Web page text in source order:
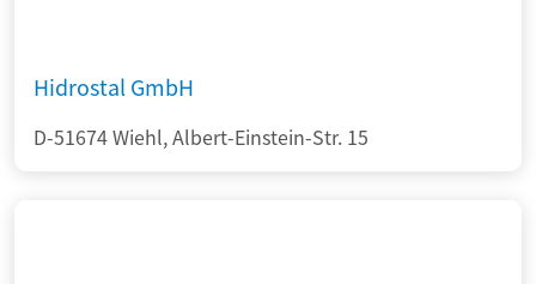
Hidrostal GmbH
D-51674 Wiehl, Albert-Einstein-Str. 15